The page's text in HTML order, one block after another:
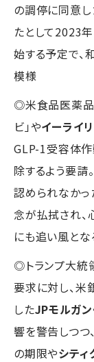
の調停に同意し
たとして2023
始する予定で、
模様
◎米食品医薬品
ビ」やイーライ
GLP-1受容体作
除するよう要請
認められなか
念が払拭され
にも追い風とな
◎トランプ大統
要求に対し、
したJPモルガン
響を警告しつつ
の期限やシテ